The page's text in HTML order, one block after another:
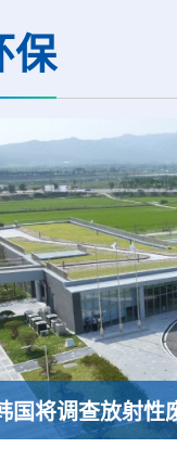
后正式开放。该诊所整合
在拉斯维加斯谷多个地点
据介绍，诊所服务范围包
保